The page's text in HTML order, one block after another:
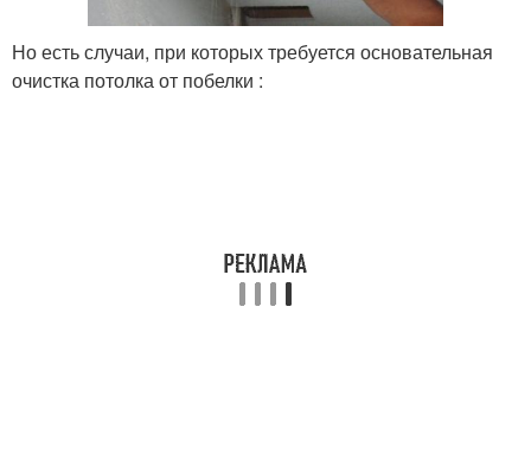
Но есть случаи, при которых требуется основательная
очистка потолка от побелки :